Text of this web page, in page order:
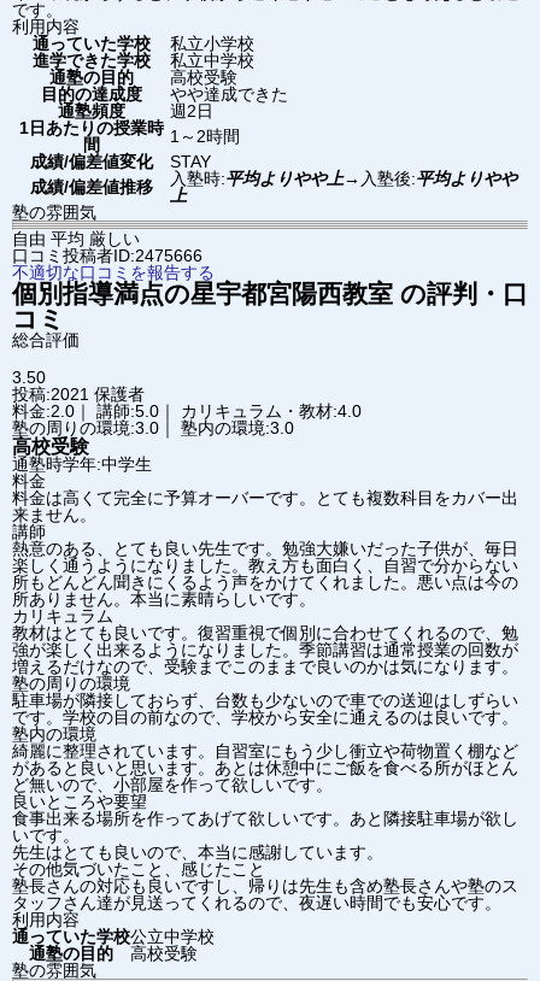
です。
利用内容
通っていた学校
私立小学校
進学できた学校
私立中学校
通塾の目的
高校受験
目的の達成度
やや達成できた
通塾頻度
週2日
1日あたりの授業時
間
1～2時間
成績/偏差値変化
STAY
成績/偏差値推移
入塾時:平均よりやや上→ 入塾後:平均よりやや
上
塾の雰囲気
自由 平均 厳しい
口コミ投稿者ID:2475666
不適切な口コミを報告する
個別指導満点の星宇都宮陽西教室 の評判・口
コミ
総合評価
3.50
投稿:2021 保護者
料金:2.0｜ 講師:5.0｜ カリキュラム・教材:4.0
塾の周りの環境:3.0｜ 塾内の環境:3.0
高校受験
通塾時学年:中学生
料金
料金は高くて完全に予算オーバーです。とても複数科目をカバー出
来ません。
講師
熱意のある、とても良い先生です。勉強大嫌いだった子供が、毎日
楽しく通うようになりました。教え方も面白く、自習で分からない
所もどんどん聞きにくるよう声をかけてくれました。悪い点は今の
所ありません。本当に素晴らしいです。
カリキュラム
教材はとても良いです。復習重視で個別に合わせてくれるので、勉
強が楽しく出来るようになりました。季節講習は通常授業の回数が
増えるだけなので、受験までこのままで良いのかは気になります。
塾の周りの環境
駐車場が隣接しておらず、台数も少ないので車での送迎はしずらい
です。学校の目の前なので、学校から安全に通えるのは良いです。
塾内の環境
綺麗に整理されています。自習室にもう少し衝立や荷物置く棚など
があると良いと思います。あとは休憩中にご飯を食べる所がほとん
ど無いので、小部屋を作って欲しいです。
良いところや要望
食事出来る場所を作ってあげて欲しいです。あと隣接駐車場が欲し
いです。
先生はとても良いので、本当に感謝しています。
その他気づいたこと、感じたこと
塾長さんの対応も良いですし、帰りは先生も含め塾長さんや塾のス
タッフさん達が見送ってくれるので、夜遅い時間でも安心です。
利用内容
通っていた学校公立中学校
通塾の目的
高校受験
塾の雰囲気